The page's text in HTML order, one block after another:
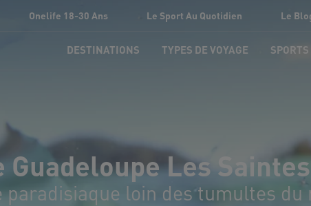
Onelife 18-30 Ans Le Sport Au Quotidien Le
DESTINATIONS TYPES DE VOYAGE SPORTS
Guadeloupe Les
paradisiaque loin des tumultes du